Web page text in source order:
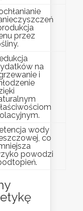
przez
na
i
wody
co
powodzi